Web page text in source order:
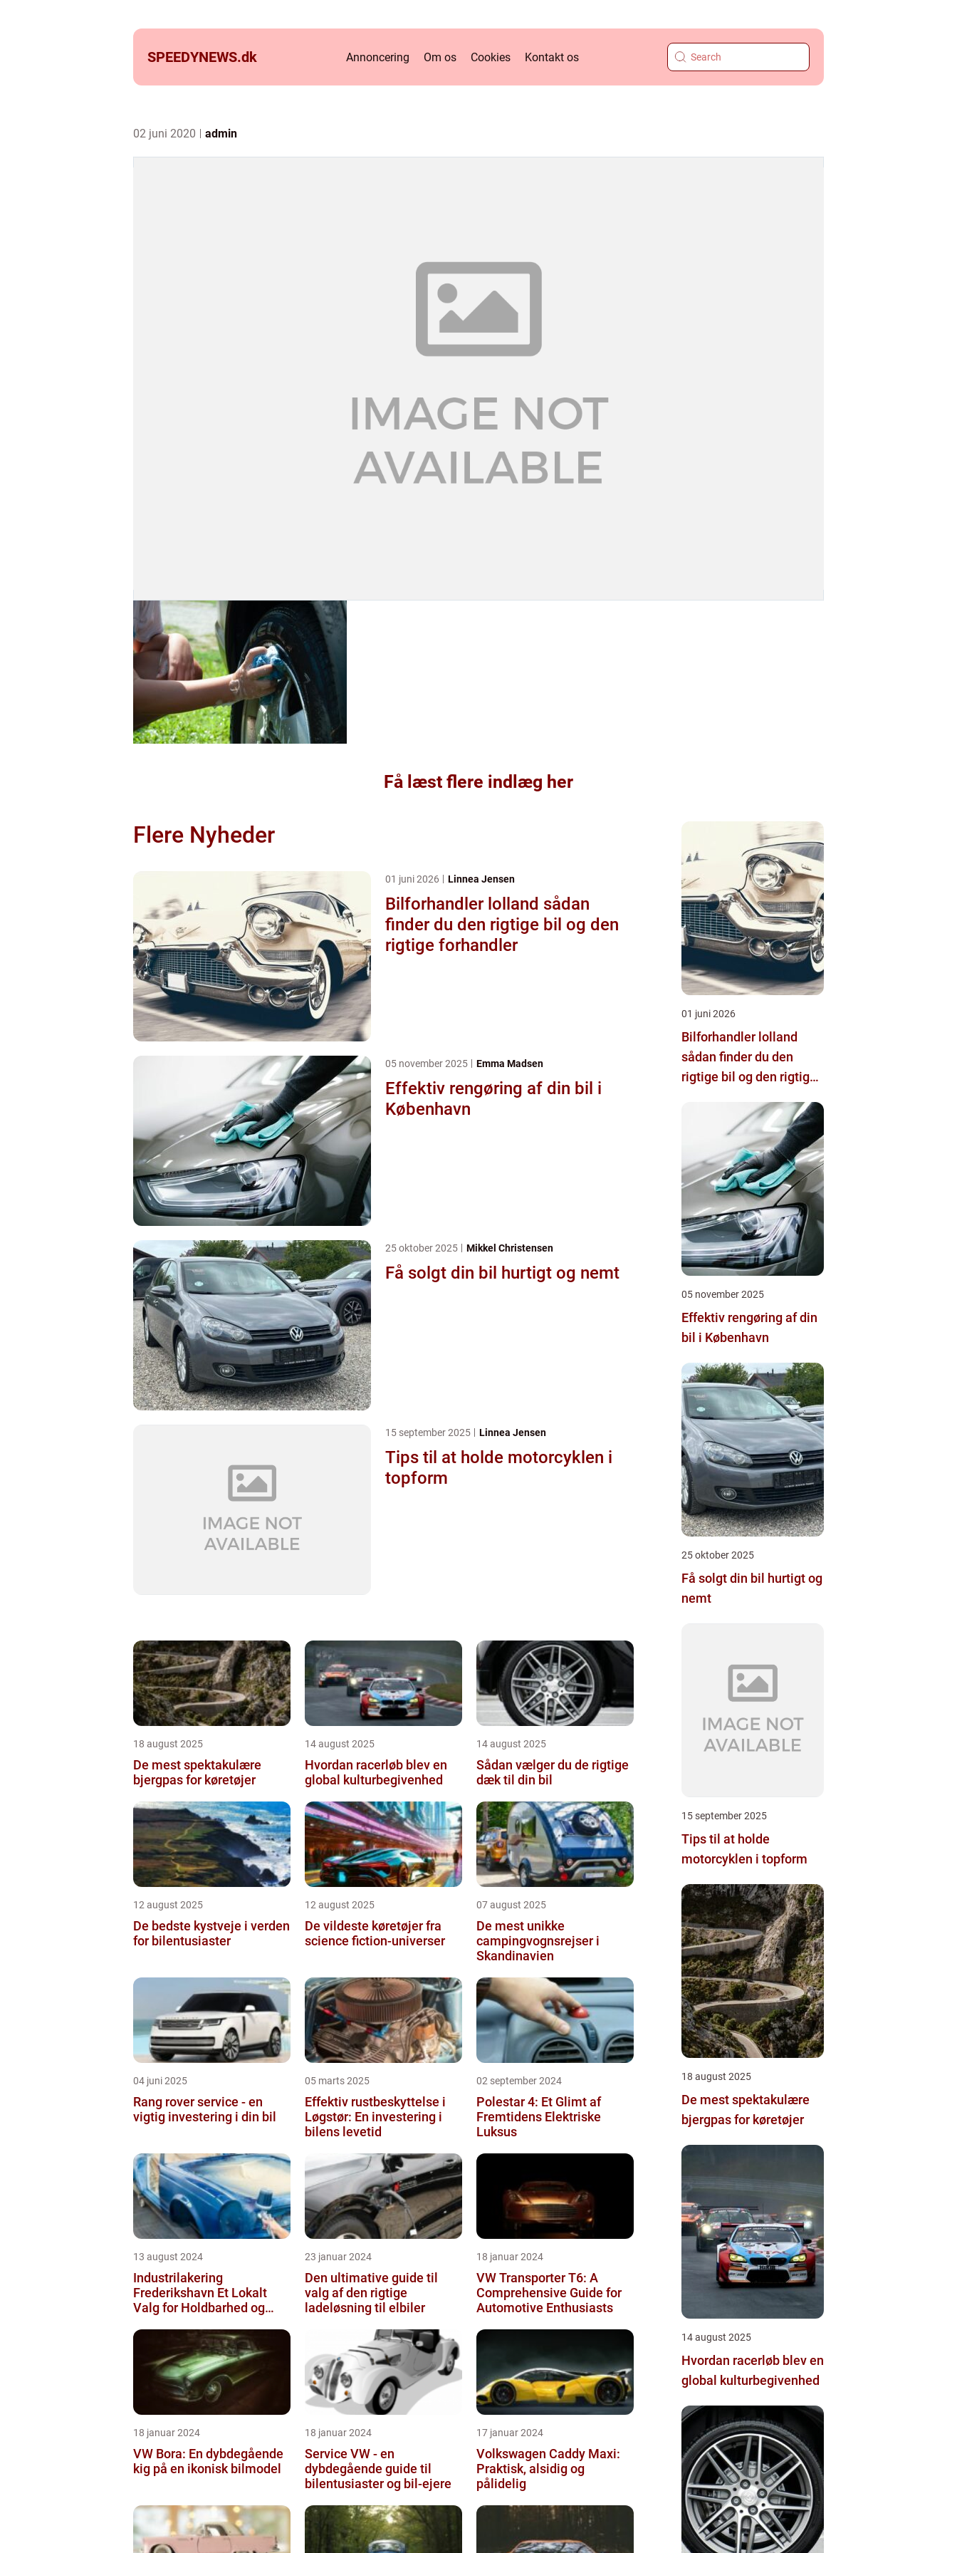
SPEEDYNEWS.dk Annoncering Om os Cookies Kontakt os
02 juni 2020 admin
Få læst flere indlæg her
Flere Nyheder
01 juni 2026 Linnea Jensen
Bilforhandler lolland sådan
finder du den rigtige bil og den
rigtige forhandler
05 november 2025 Emma Madsen
Effektiv rengøring af din bil i
København
25 oktober 2025 Mikkel Christensen
Få solgt din bil hurtigt og nemt
15 september 2025 Linnea Jensen
Tips til at holde motorcyklen i
topform
18 august 2025
De mest spektakulære
bjergpas for køretøjer
14 august 2025
Hvordan racerløb blev en
global kulturbegivenhed
14 august 2025
Sådan vælger du de rigtige
dæk til din bil
12 august 2025
De bedste kystveje i verden
for bilentusiaster
12 august 2025
De vildeste køretøjer fra
science fiction-universer
07 august 2025
De mest unikke
campingvognsrejser i
Skandinavien
04 juni 2025
Rang rover service - en
vigtig investering i din bil
05 marts 2025
Effektiv rustbeskyttelse i
Løgstør: En investering i
bilens levetid
02 september 2024
Polestar 4: Et Glimt af
Fremtidens Elektriske
Luksus
13 august 2024
Industrilakering
Frederikshavn Et Lokalt
Valg for Holdbarhed og
23 januar 2024
Den ultimative guide til
valg af den rigtige
ladeløsning til elbiler
18 januar 2024
VW Transporter T6: A
Comprehensive Guide for
Automotive Enthusiasts
18 januar 2024
VW Bora: En dybdegående
kig på en ikonisk bilmodel
18 januar 2024
Service VW - en
dybdegående guide til
bilentusiaster og bil-ejere
17 januar 2024
Volkswagen Caddy Maxi:
Praktisk, alsidig og
pålidelig
01 juni 2026
Bilforhandler lolland
sådan finder du den
rigtige bil og den rigtige
05 november 2025
Effektiv rengøring af din
bil i København
25 oktober 2025
Få solgt din bil hurtigt og
nemt
15 september 2025
Tips til at holde
motorcyklen i topform
18 august 2025
De mest spektakulære
bjergpas for køretøjer
14 august 2025
Hvordan racerløb blev en
global kulturbegivenhed